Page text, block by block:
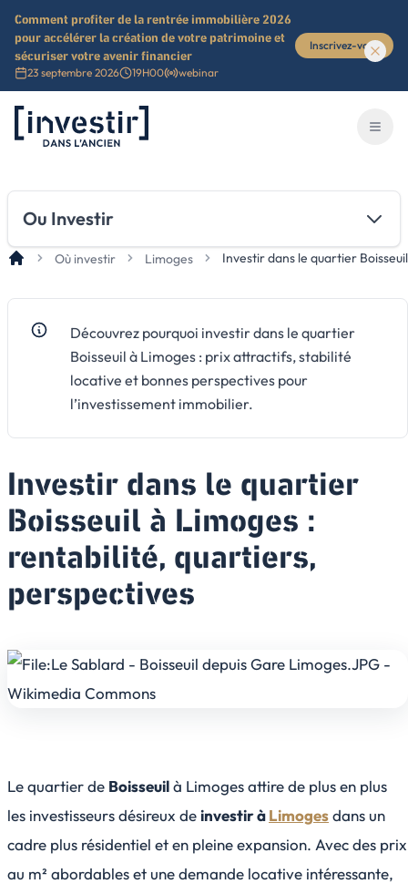
Comment profiter de la rentrée immobilière 2026
pour accélérer la création de votre patrimoine et
sécuriser votre avenir financier
23 septembre 2026 19H00 webinar
Inscrivez-vous
Investir dans l'ancien
Ou Investir
Où investir Limoges Investir dans le quartier Boisseuil
Découvrez pourquoi investir dans le quartier
Boisseuil à Limoges : prix attractifs, stabilité
locative et bonnes perspectives pour
l’investissement immobilier.
Investir dans le quartier
Boisseuil à Limoges :
rentabilité, quartiers,
perspectives
Le quartier de Boisseuilà Limoges attire de plus en plus
les investisseurs désireux deinvestir àLimogesdans un
cadre plus résidentiel et en pleine expansion. Avec des prix
au m² abordables et une demande locative intéressante,